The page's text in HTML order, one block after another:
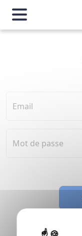
Email
Mot de passe